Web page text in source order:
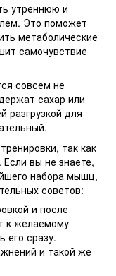
утреннюю и
Это поможет
метаболические
самочувствие
совсем не
сахар или
разгрузкой для
так как
вы не знаете,
набора мышц,
советов:
и после
к желаемому
его сразу.
и такой же